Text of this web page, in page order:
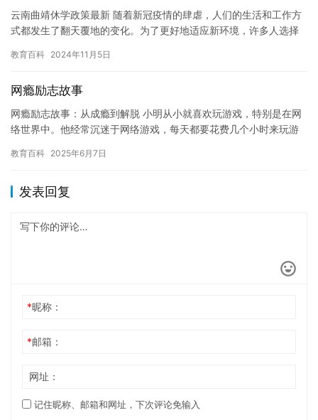
云南曲靖休学政策最新 随着新冠疫情的肆虐，人们的生活和工作方
式都发生了翻天覆地的变化。为了更好地适应新环境，许多人选择
学学…
教育百科 2024年11月5日
网瘾励志故事
网瘾励志故事：从成瘾到解脱 小明从小就喜欢玩游戏，特别是在网
络世界中。他经常沉迷于网络游戏，每天都要花费几个小时来玩游
得越…
教育百科 2025年6月7日
发表回复
*昵称：
*邮箱：
网址：
记住昵称、邮箱和网址，下次评论免输入